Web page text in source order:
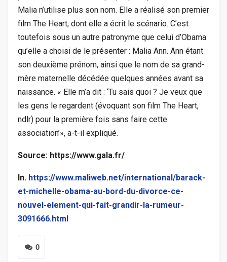
Malia n’utilise plus son nom. Elle a réalisé son premier
film The Heart, dont elle a écrit le scénario. C’est
toutefois sous un autre patronyme que celui d’Obama
qu’elle a choisi de le présenter : Malia Ann. Ann étant
son deuxième prénom, ainsi que le nom de sa grand-
mère maternelle décédée quelques années avant sa
naissance. « Elle m’a dit : ‘Tu sais quoi ? Je veux que
les gens le regardent (évoquant son film The Heart,
ndlr) pour la première fois sans faire cette
association’», a-t-il expliqué.
Source: https://www.gala.fr/
In. https://www.maliweb.net/international/barack-
et-michelle-obama-au-bord-du-divorce-ce-
nouvel-element-qui-fait-grandir-la-rumeur-
3091666.html
0